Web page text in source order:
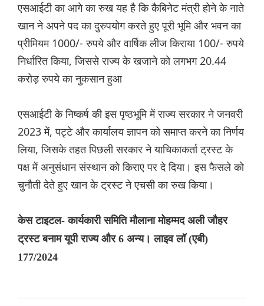
एसआईटी का आगे का रुख यह है कि कैबिनेट मंत्री होने के नाते
खान ने अपने पद का दुरुपयोग करते हुए पूरी भूमि और भवन का
प्रीमियम 1000/- रुपये और वार्षिक लीज किराया 100/- रुपये
निर्धारित किया, जिससे राज्य के खजाने को लगभग 20.44
करोड़ रुपये का नुकसान हुआ
एसआईटी के निष्कर्ष की इस पृष्ठभूमि में राज्य सरकार ने जनवरी
2023 में, पट्टे और कार्यालय ज्ञापन को समाप्त करने का निर्णय
लिया, जिसके तहत पिछली सरकार ने याचिकाकर्ता ट्रस्ट के
पक्ष में अनुसंधान संस्थान को किराए पर दे दिया। इस फैसले को
चुनौती देते हुए खान के ट्रस्ट ने एचसी का रुख किया।
केस टाइटल- कार्यकारी समिति मौलाना मोहम्मद अली जौहर
ट्रस्ट बनाम यूपी राज्य और 6 अन्य। लाइव लॉ (एबी)
177/2024